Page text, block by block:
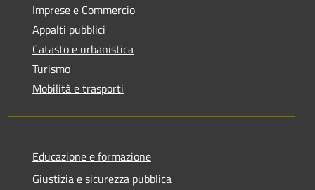
Imprese e Commercio
Appalti pubblici
Catasto e urbanistica
Turismo
Mobilità e trasporti
Educazione e formazione
Giustizia e sicurezza pubblica